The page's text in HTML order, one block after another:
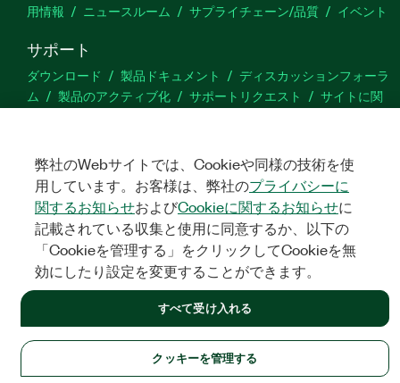
用情報
ニュースルーム サプライチェーン/品質 イベント
サポート
ダウンロード 製品ドキュメント
ディスカッションフォーラ
ム
製品のアクティブ化 サポートリクエスト
サイトに関
TwitterYouTube
法令関連情報 |IMPRINT|プライバシー|クッキーを管理する
NATIONAL INSTRUMENTS CORP. ALL RIGHTS RESERVED.
弊社のWebサイトでは、Cookieや同様の技術を使
用しています。お客様は、弊社のプライバシーに
関するお知らせおよびCookieに関するお知らせに
記載されている収集と使用に同意するか、以下の
「Cookieを管理する」をクリックしてCookieを無
効にしたり設定を変更することができます。
クッキーを管理する
すべて受け入れる